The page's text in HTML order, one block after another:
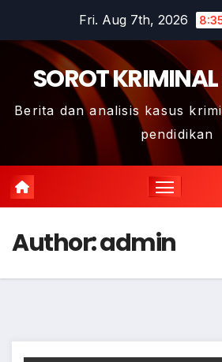
content
Fri. Aug 7th, 2026
SOROT
Berita dan analisis kasus
pendidikan
Author:admin